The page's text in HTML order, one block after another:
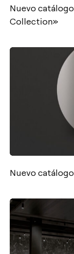
Nuevo
Collection»
Nuevo